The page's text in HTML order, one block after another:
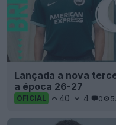
Lançada a nova
a época 26-27
OFICIAL 40 4 0